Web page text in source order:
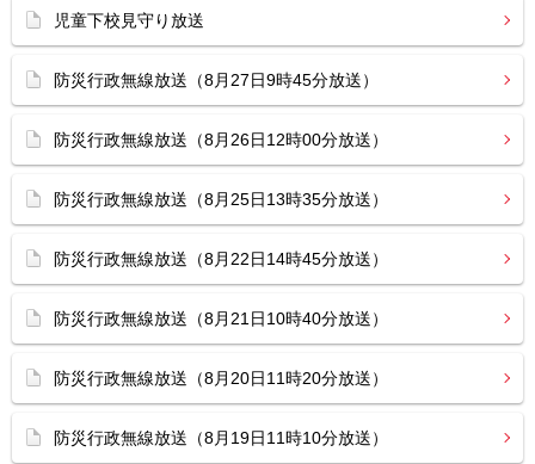
児童下校見守り放送
防災行政無線放送（8月27日9時45分放送）
防災行政無線放送（8月26日12時00分放送）
防災行政無線放送（8月25日13時35分放送）
防災行政無線放送（8月22日14時45分放送）
防災行政無線放送（8月21日10時40分放送）
防災行政無線放送（8月20日11時20分放送）
防災行政無線放送（8月19日11時10分放送）